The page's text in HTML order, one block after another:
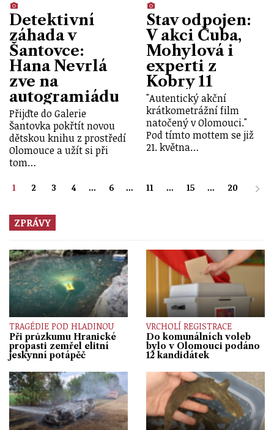
Detektivní
záhada v
Šantovce:
Hana Nevrlá
zve na
autogramiádu
Přijďte do Galerie
Šantovka pokřtít novou
dětskou knihu z prostředí
Olomouce a užít si při
tom…
Stav odpojen:
V akci Čuba,
Mohylová i
experti z
Kobry 11
"Autentický akční
krátkometrážní film
natočený v Olomouci."
Pod tímto mottem se již
21. května…
1 2 3 4 ... 6 ... 11 ... 15 ... 20
ZPRÁVY
TRAGÉDIE POD HLADINOU
Při průzkumu Hranické
propasti zemřel elitní
jeskynní potápěč
VRCHOLÍ REGISTRACE
Do komunálních voleb
bylo v Olomouci podáno
12 kandidátek